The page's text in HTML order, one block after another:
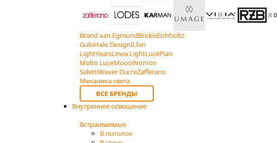
Brand van EgmondBrokisEichholtz
GubiHalo DesignILfari
LightYearsLinea LightLucePlan
Molto LuceMoooiNomon
SelettiWever DucreZafferano
Механика света
ВСЕ БРЕНДЫ
Внутреннее освещение
Встраиваемые
В потолок